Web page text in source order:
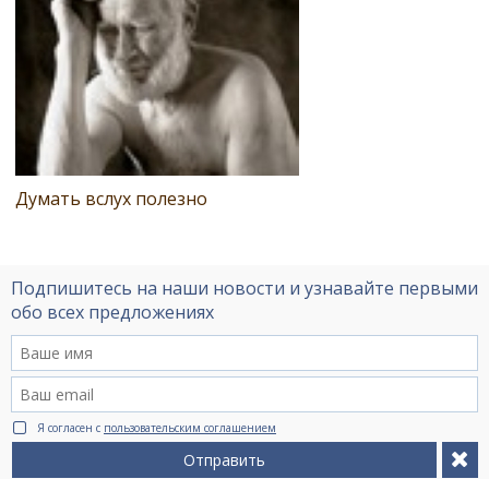
Думать вслух полезно
Подпишитесь на наши новости и узнавайте первыми
обо всех предложениях
Я согласен с пользовательским соглашением
Отправить